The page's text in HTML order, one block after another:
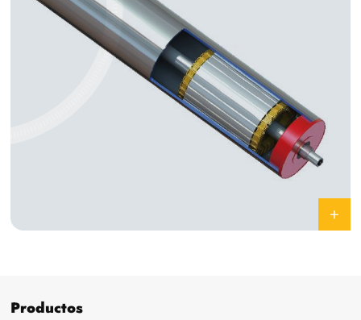
Productos